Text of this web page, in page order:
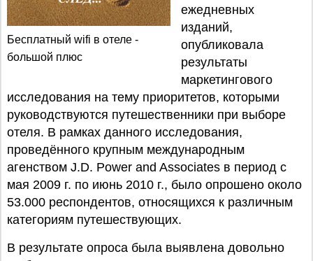
Бесплатный wifi в отеле -
большой плюс
ежедневных
изданий,
опубликовала
результаты
маркетингового
исследования на тему приоритетов, которыми
руководствуются путешественники при выборе
отеля. В рамках данного исследования,
проведённого крупным международным
агенством J.D. Power and Associates в период с
мая 2009 г. по июнь 2010 г., было опрошено около
53.000 респондентов, относящихся к различным
категориям путешествующих.
В результате опроса была выявлена довольно